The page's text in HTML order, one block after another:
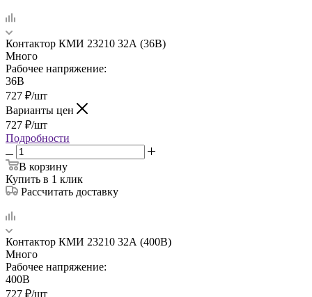
Контактор КМИ 23210 32А (36В)
Много
Рабочее напряжение:
36В
727 ₽/шт
Варианты цен
727 ₽/шт
Подробности
В корзину
Купить в 1 клик
Рассчитать доставку
Контактор КМИ 23210 32А (400В)
Много
Рабочее напряжение:
400В
727 ₽/шт